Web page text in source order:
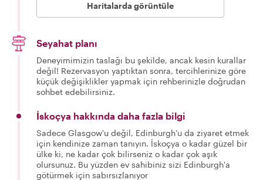
Haritalarda görüntüle
Seyahat planı
Deneyimimizin taslağı bu şekilde, ancak kesin kurallar
değil! Rezervasyon yaptıktan sonra, tercihlerinize göre
küçük değişiklikler yapmak için rehberinizle doğrudan
sohbet edebilirsiniz.
İskoçya hakkında daha fazla bilgi
Sadece Glasgow'u değil, Edinburgh'u da ziyaret etmek
için kendinize zaman tanıyın. İskoçya o kadar güzel bir
ülke ki, ne kadar çok bilirseniz o kadar çok aşık
olursunuz. Bu yüzden ev sahibiniz sizi Edinburgh'a
götürmek için sabırsızlanıyor